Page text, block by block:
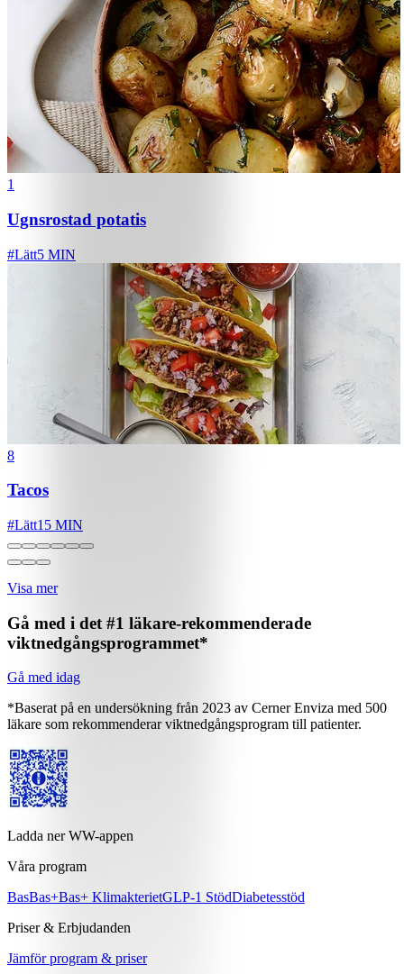
1
Ugnsrostad potatis
#Lätt5 MIN
8
Tacos
#Lätt15 MIN
Visa mer
Gå med i det #1 läkare-rekommenderade
viktnedgångsprogrammet*
Gå med idag
*Baserat på en undersökning från 2023 av Cerner Enviza med 500
läkare som rekommenderar viktnedgångsprogram till patienter.
Ladda ner WW-appen
Våra program
BasBas+Bas+ KlimakterietGLP-1 StödDiabetesstöd
Priser & Erbjudanden
Jämför program & priser